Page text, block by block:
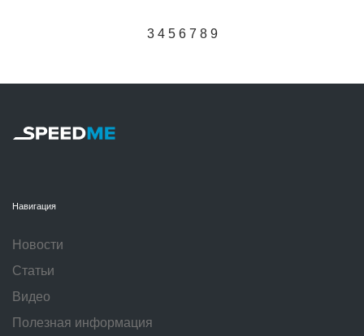
3 4 5 6 7 8 9
Навигация
Новости
Статьи
Видео
Полезная информация